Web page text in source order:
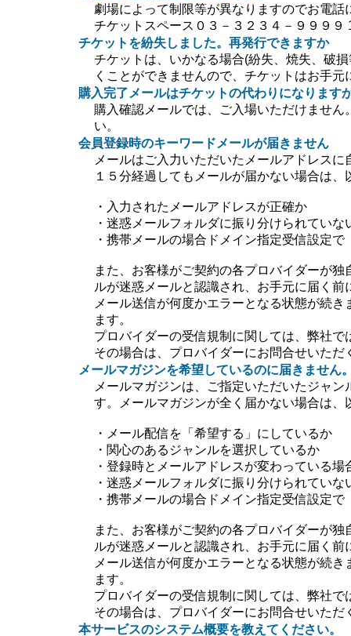
劇場によって制限等が異なりますのでお電話
チケットスペース０３－３２３４－９９９９
チケットを紛失しました。再発行できますか
チケットは、いかなる場合(紛失、焼失、破
くことができませんので、チケットはお手
購入完了メールはチケットの代わりになります
購入確認メールでは、ご入場いただけませ
い。
会員登録時のキーワードメールが届きません
メールはご入力いただいたメールアドレス
１５分経過してもメールが届かない場合は
・入力されたメールアドレスが正確か
・迷惑メールフォルダに振り分けられていな
・携帯メールの場合ドメイン指定受信設定
また、お客様がご契約の各プロバイダーが
ルが迷惑メールと認識され、お手元に届く
メール送信が何度かエラーとなる状態が続
ます。
プロバイダーの受信規制に関しては、弊社で
その場合は、プロバイダーにお問合せいた
メールマガジンを希望しているのに届きません
メールマガジンは、ご指定いただいたジャ
す。メールマガジンが全く届かない場合は、
・メール配信を「希望する」にしているか
・関心のあるジャンルを選択しているか
・登録時とメールアドレスが変わっている
・迷惑メールフォルダに振り分けられていな
・携帯メールの場合ドメイン指定受信設定
また、お客様がご契約の各プロバイダーが
ルが迷惑メールと認識され、お手元に届く
メール送信が何度かエラーとなる状態が続
ます。
プロバイダーの受信規制に関しては、弊社で
その場合は、プロバイダーにお問合せいた
本サービスのシステム概要を教えてください。